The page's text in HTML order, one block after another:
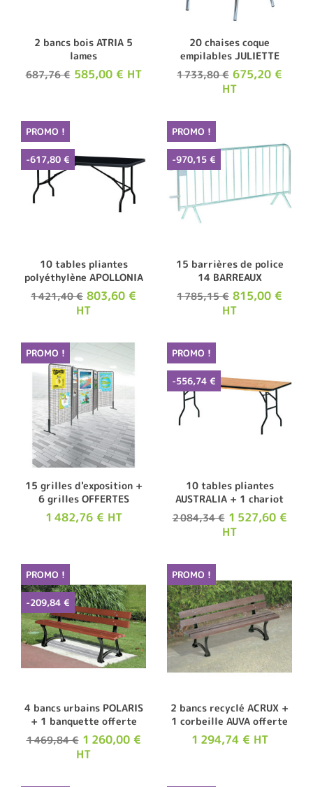
2 bancs bois ATRIA 5
lames
687,76 € 585,00 € HT
20 chaises coque
empilables JULIETTE
1 733,80 € 675,20 €
HT
10 tables pliantes
polyéthylène APOLLONIA
1 421,40 € 803,60 €
HT
PROMO !
-617,80 €
15 barrières de police
14 BARREAUX
1 785,15 € 815,00 €
HT
PROMO !
-970,15 €
15 grilles d'exposition +
6 grilles OFFERTES
1 482,76 € HT
PROMO !
10 tables pliantes
AUSTRALIA + 1 chariot
2 084,34 € 1 527,60 €
HT
PROMO !
-556,74 €
4 bancs urbains POLARIS
+ 1 banquette offerte
1 469,84 € 1 260,00 €
HT
PROMO !
-209,84 €
2 bancs recyclé ACRUX +
1 corbeille AUVA offerte
1 294,74 € HT
PROMO !